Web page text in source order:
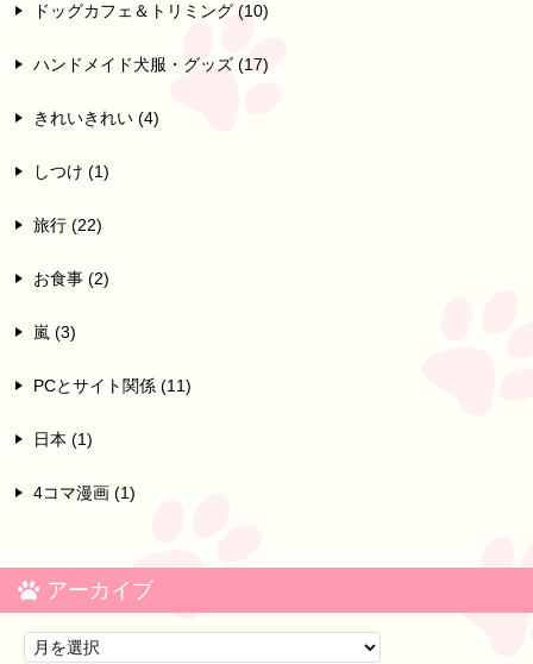
ドッグカフェ＆トリミング (10)
ハンドメイド犬服・グッズ (17)
きれいきれい (4)
しつけ (1)
旅行 (22)
お食事 (2)
嵐 (3)
PCとサイト関係 (11)
日本 (1)
4コマ漫画 (1)
アーカイブ